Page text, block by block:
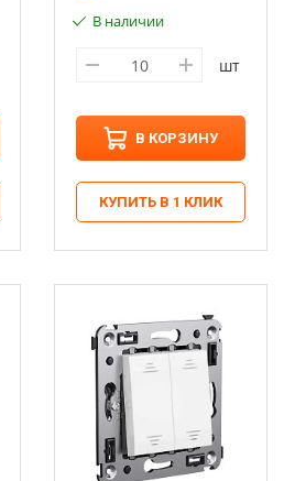
В наличии
шт
В КОРЗИНУ
КУПИТЬ В 1 КЛИК